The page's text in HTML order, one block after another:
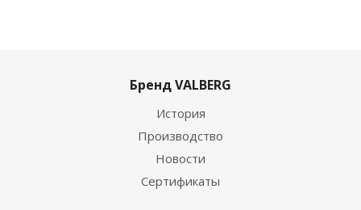
Бренд VALBERG
История
Производство
Новости
Сертификаты